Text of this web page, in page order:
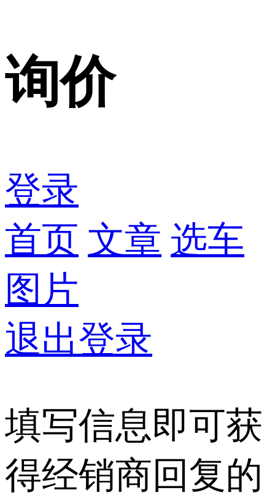
询价
登录
首页 文章 选车
图片
退出登录
填写信息即可获
得经销商回复的